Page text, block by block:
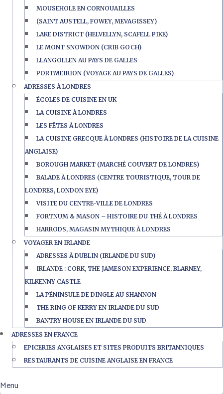
MOUSEHOLE EN CORNOUAILLES
(SAINT AUSTELL, FOWEY, MEVAGISSEY)
LAKE DISTRICT (HELVELLYN, SCAFELL PIKE)
LE MONT SNOWDON (CRIB GOCH)
LLANGOLLEN AU PAYS DE GALLES
PORTMEIRION (VOYAGE AU PAYS DE GALLES)
ADRESSES À LONDRES
ÉCOLES DE CUISINE EN UK
LA CUISINE À LONDRES
LES FÊTES À LONDRES
LA CUISINE GRECQUE À LONDRES (HISTOIRE DE LA CUISINE
ANGLAISE)
BOROUGH MARKET (MARCHÉ COUVERT DE LONDRES)
BALADE À LONDRES (CENTRE TOURISTIQUE, TOUR DE
LONDRES, LONDON EYE)
VISITE DU CENTRE-VILLE DE LONDRES
FORTNUM & MASON – HISTOIRE DU THÉ À LONDRES
HARRODS, MAGASIN MYTHIQUE À LONDRES
VOYAGER EN IRLANDE
ADRESSES À DUBLIN (IRLANDE DU SUD)
IRLANDE : CORK, THE JAMESON EXPERIENCE, BLARNEY,
KILKENNY CASTLE
LA PÉNINSULE DE DINGLE AU SHANNON
THE RING OF KERRY EN IRLANDE DU SUD
BANTRY HOUSE EN IRLANDE DU SUD
ADRESSES EN FRANCE
EPICERIES ANGLAISES ET SITES PRODUITS BRITANNIQUES
RESTAURANTS DE CUISINE ANGLAISE EN FRANCE
Menu